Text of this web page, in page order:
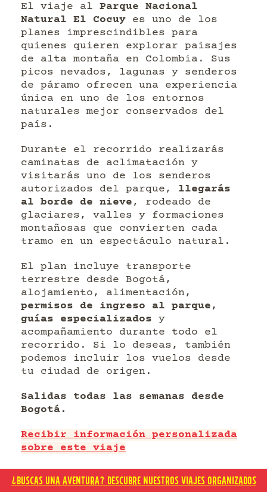
El viaje al Parque Nacional
Natural El Cocuy es uno de los
planes imprescindibles para
quienes quieren explorar paisajes
de alta montaña en Colombia. Sus
picos nevados, lagunas y senderos
de páramo ofrecen una experiencia
única en uno de los entornos
naturales mejor conservados del
país.
Durante el recorrido realizarás
caminatas de aclimatación y
visitarás uno de los senderos
autorizados del parque, llegarás
al borde de nieve , rodeado de
glaciares, valles y formaciones
montañosas que convierten cada
tramo en un espectáculo natural.
El plan incluye transporte
terrestre desde Bogotá,
alojamiento, alimentación,
permisos de ingreso al parque,
guías especializados y
acompañamiento durante todo el
recorrido. Si lo deseas, también
podemos incluir los vuelos desde
tu ciudad de origen.
Salidas todas las semanas desde
Bogotá.
Recibir información personalizada
sobre este viaje
final!En Travelgrafía llevamos
¿BUSCAS UNA AVENTURA? DESCUBRE NUESTROS VIAJES ORGANIZADOS